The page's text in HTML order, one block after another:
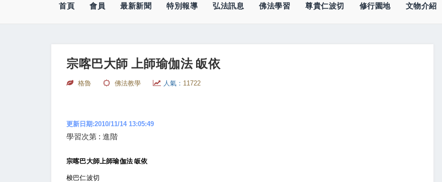
首頁 會員 最新新聞 特別報導 弘法訊息 佛法學習 尊貴仁波切 修行園地 文物介紹
宗喀巴大師 上師瑜伽法 皈依
格魯 佛法教學 人氣： 11722
更新日期:2010/11/14 13:05:49
學習次第 : 進階
宗喀巴大師上師瑜伽法 皈依
梭巴仁波切